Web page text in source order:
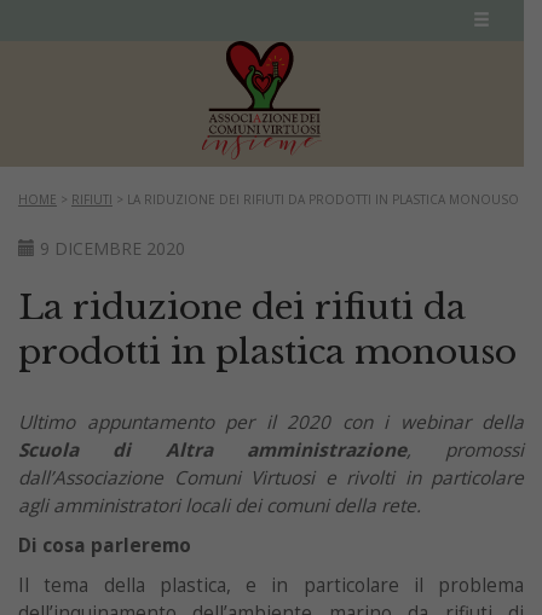
HOME > RIFIUTI > LA RIDUZIONE DEI RIFIUTI DA PRODOTTI IN PLASTICA MONOUSO
9 DICEMBRE 2020
La riduzione dei rifiuti da
prodotti in plastica monouso
Ultimo appuntamento per il 2020 con i webinar della
Scuola di Altra amministrazione, promossi
dall’Associazione Comuni Virtuosi e rivolti in particolare
agli amministratori locali dei comuni della rete.
Di cosa parleremo
Il tema della plastica, e in particolare il problema